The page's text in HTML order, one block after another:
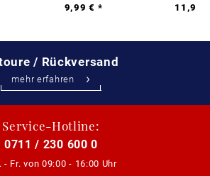
9,99 € *
11,99
/ Rückversand
mehr erfahren
Service-Hotline:
0711 / 230 600 0
- Fr. von 09:00 - 16:00 Uhr